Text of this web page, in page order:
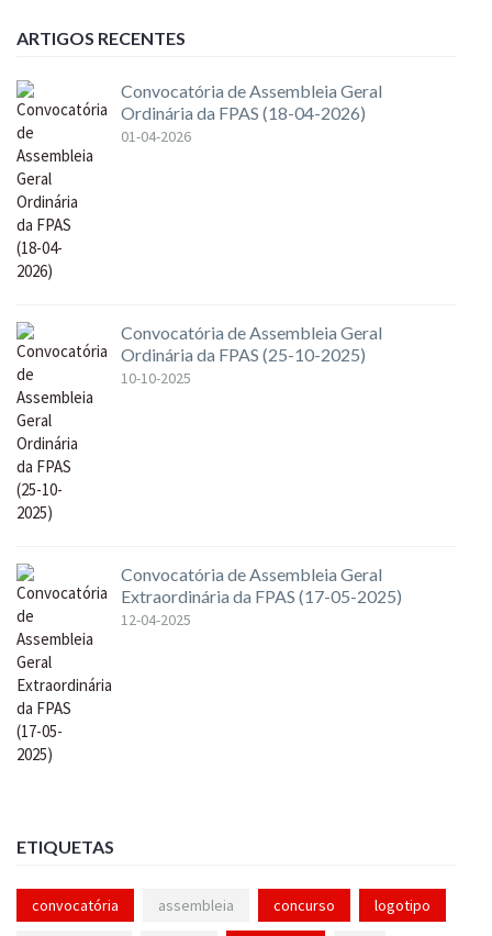
ARTIGOS RECENTES
Convocatória de Assembleia Geral
Ordinária da FPAS (18-04-2026)
01-04-2026
Convocatória de Assembleia Geral
Ordinária da FPAS (25-10-2025)
10-10-2025
Convocatória de Assembleia Geral
Extraordinária da FPAS (17-05-2025)
12-04-2025
ETIQUETAS
convocatória assembleia concurso logotipo